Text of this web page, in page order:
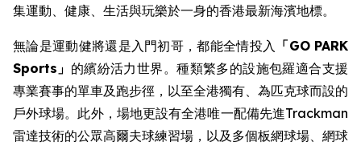
集運動、健康、生活與玩樂於一身的香港最新海濱地標。
無論是運動健將還是入門初哥，都能全情投入 「GO PARK
Sports 」 的繽紛活力世界。種類繁多的設施包羅適合支援
專業賽事的單車及跑步徑，以至全港獨有、為匹克球而設的
戶外球場。此外，場地更設有全港唯一配備先進Trackman
雷達技術的公眾高爾夫球練習場，以及多個板網球場、網球